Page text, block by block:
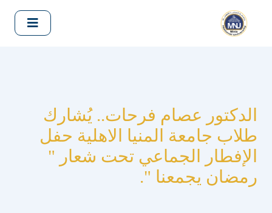
الدكتور عصام فرحات.. يُشارك
طلاب جامعة المنيا الاهلية حفل
الإفطار الجماعي تحت شعار "
رمضان يجمعنا ".